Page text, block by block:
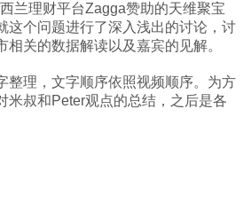
兰理财平台Zagga赞助的天维聚宝
这个问题进行了深入浅出的讨论，讨
相关的数据解读以及嘉宾的见解。
整理，文字顺序依照视频顺序。为方
米叔和Peter观点的总结，之后是各